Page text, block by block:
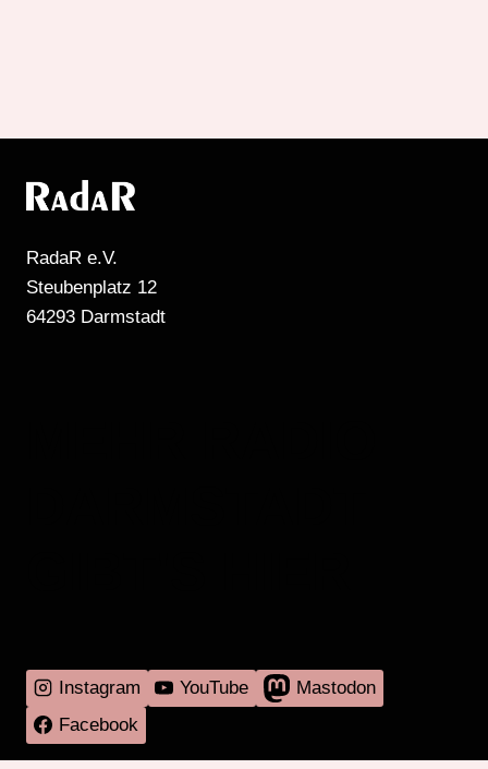
RadaR e.V.
Steubenplatz 12
64293 Darmstadt
Instagram YouTube
Mastodon
Facebook